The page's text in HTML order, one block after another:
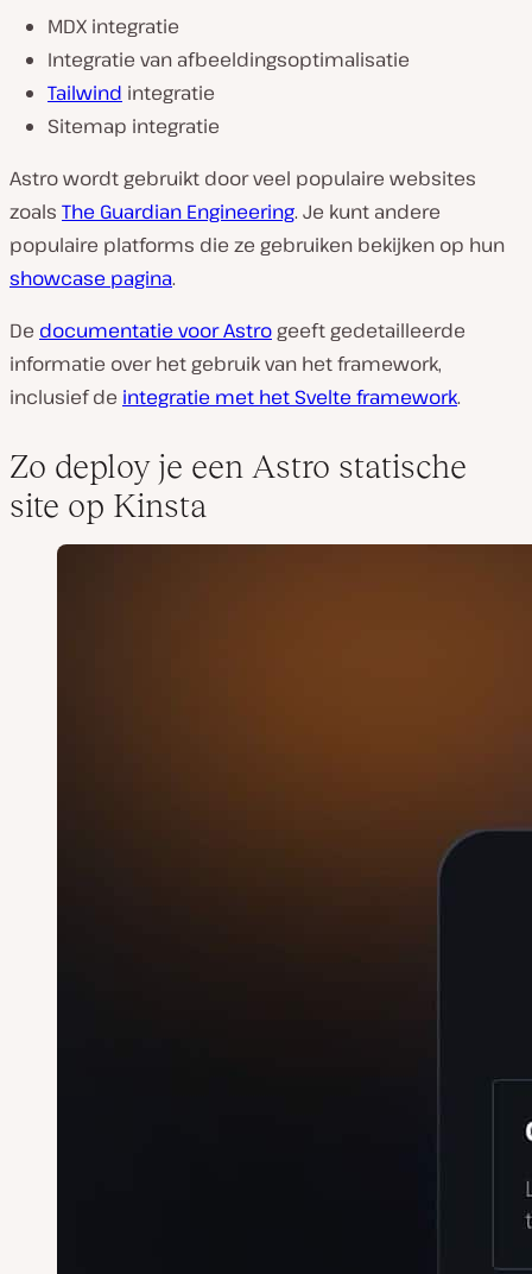
MDX integratie
Integratie van afbeeldingsoptimalisatie
Tailwind integratie
Sitemap integratie
Astro wordt gebruikt door veel populaire websites
zoals The Guardian Engineering. Je kunt andere
populaire platforms die ze gebruiken bekijken op hun
showcase pagina.
De documentatie voor Astro geeft gedetailleerde
informatie over het gebruik van het framework,
inclusief de integratie met het Svelte framework.
Zo deploy je een Astro statische
site op Kinsta